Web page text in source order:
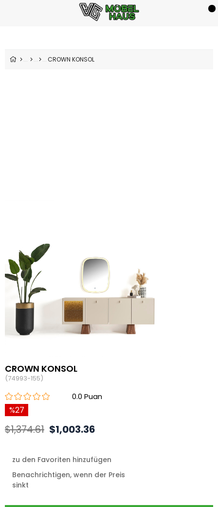
CROWN KONSOL
CROWN KONSOL
(74993-155)
0.0
27
$1,374.61 $1,003.36
zu den Favoriten hinzufügen
Benachrichtigen, wenn der Preis
sinkt